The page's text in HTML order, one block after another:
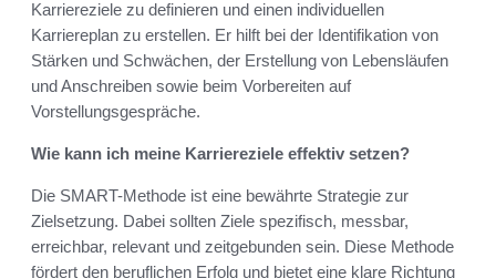
Karriereziele zu definieren und einen individuellen
Karriereplan zu erstellen. Er hilft bei der Identifikation von
Stärken und Schwächen, der Erstellung von Lebensläufen
und Anschreiben sowie beim Vorbereiten auf
Vorstellungsgespräche.
Wie kann ich meine Karriereziele effektiv setzen?
Die SMART-Methode ist eine bewährte Strategie zur
Zielsetzung. Dabei sollten Ziele spezifisch, messbar,
erreichbar, relevant und zeitgebunden sein. Diese Methode
fördert den beruflichen Erfolg und bietet eine klare Richtung